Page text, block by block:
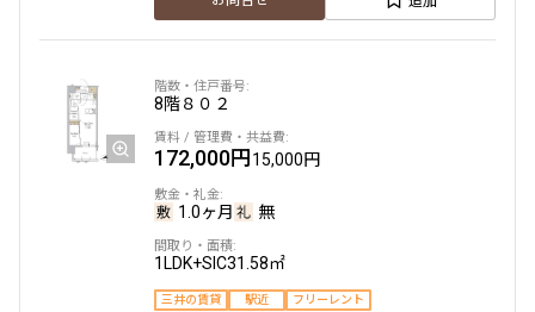
追加
2階 ２０２
174,000円
1.0ヶ月
1LDK31.11㎡
8階８０２
172,000円15,000円
1.0ヶ月 無
1LDK+SIC31.58㎡
三井の賃貸 駅近 フリーレント